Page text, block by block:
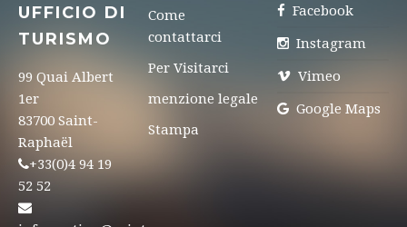
UFFICIO DI
TURISMO
99 Quai Albert
1er
83700 Saint-
Raphaël
+33(0)4 94 19
52 52
Come
contattarci
Per Visitarci
menzione legale
Stampa
Facebook
Instagram
Vimeo
Google Maps